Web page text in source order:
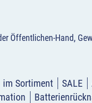
Öffentlichen-Hand,
im Sortiment SALE